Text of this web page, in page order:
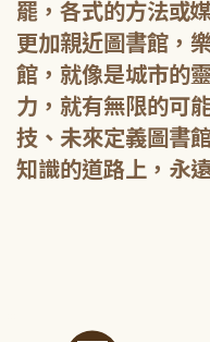
罷，各式的方法或
更加親近圖書館，
館，就像是城市的
力，就有無限的可
技、未來定義圖書
知識的道路上，永